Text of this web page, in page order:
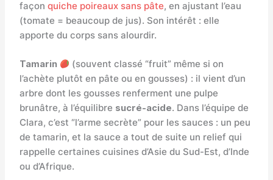
façon quiche poireaux sans pâte, en ajustant l’eau
(tomate = beaucoup de jus). Son intérêt : elle
apporte du corps sans alourdir.
Tamarin
(souvent classé “fruit” même si on
l’achète plutôt en pâte ou en gousses) : il vient d’un
arbre dont les gousses renferment une pulpe
brunâtre, à l’équilibre sucré-acide. Dans l’équipe de
Clara, c’est “l’arme secrète” pour les sauces : un peu
de tamarin, et la sauce a tout de suite un relief qui
rappelle certaines cuisines d’Asie du Sud-Est, d’Inde
ou d’Afrique.